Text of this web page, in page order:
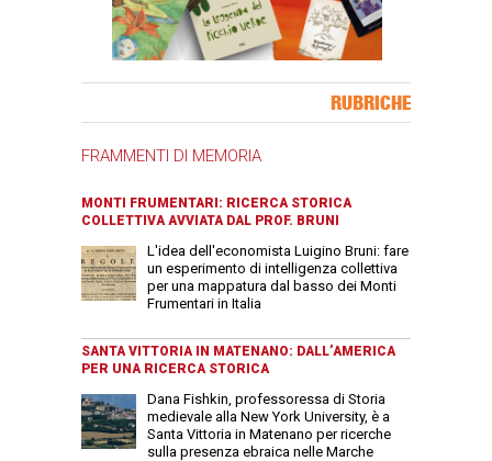
RUBRICHE
FRAMMENTI DI MEMORIA
MONTI FRUMENTARI: RICERCA STORICA
COLLETTIVA AVVIATA DAL PROF. BRUNI
L'idea dell'economista Luigino Bruni: fare
un esperimento di intelligenza collettiva
per una mappatura dal basso dei Monti
Frumentari in Italia
SANTA VITTORIA IN MATENANO: DALL’AMERICA
PER UNA RICERCA STORICA
Dana Fishkin, professoressa di Storia
medievale alla New York University, è a
Santa Vittoria in Matenano per ricerche
sulla presenza ebraica nelle Marche